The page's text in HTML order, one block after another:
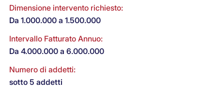
Dimensione intervento richiesto:
Da 1.000.000 a 1.500.000
Intervallo Fatturato Annuo:
Da 4.000.000 a 6.000.000
Numero di addetti:
sotto 5 addetti